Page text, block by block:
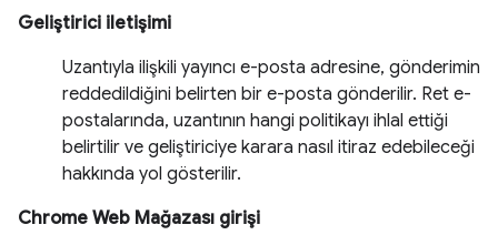
Geliştirici iletişimi
Uzantıyla ilişkili yayıncı e-posta adresine, gönderimin
reddedildiğini belirten bir e-posta gönderilir. Ret e-
postalarında, uzantının hangi politikayı ihlal ettiği
belirtilir ve geliştiriciye karara nasıl itiraz edebileceği
hakkında yol gösterilir.
Chrome Web Mağazası girişi